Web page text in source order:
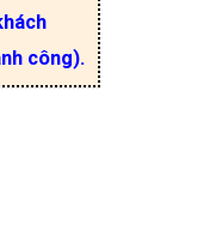
công).